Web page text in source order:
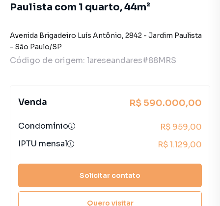
Paulista com 1 quarto, 44m²
Avenida Brigadeiro Luís Antônio, 2842 - Jardim Paulista
- São Paulo/SP
Código de origem: lareseandares#88MRS
Venda R$ 590.000,00
Condomínio
R$ 959,00
IPTU mensal
R$ 1.129,00
Solicitar contato
Quero visitar